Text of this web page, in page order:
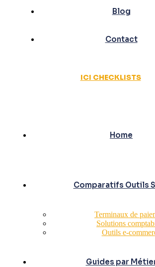
Blog
Contact
ICI CHECKLISTS
Home
Comparatifs Outils
Terminaux de
Solutions
Outils e-
Guides par